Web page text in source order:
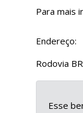
Para mais
Endereço:
Rodovia
Esse